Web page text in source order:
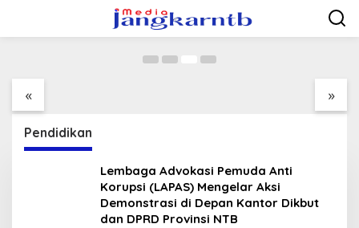
konten
untuk Pariwisata Selong Belanak
« »
Warga Ambalawi Atas
Menyapa disambut
Dengan Tari
Tradisional
Ngopi Bareng Pemuda
Ambalawi, Bupati
Kadis Dikbudpora Siap
Pendidikan
Lembaga Advokasi Pemuda Anti
Korupsi (LAPAS) Mengelar Aksi
Demonstrasi di Depan Kantor Dikbut
dan DPRD Provinsi NTB